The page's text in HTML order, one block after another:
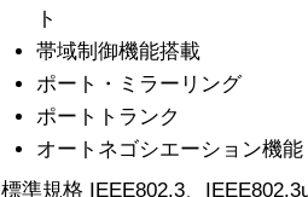
ト
帯域制御機能搭載
ポート・ミラーリング
ポートトランク
オートネゴシエーション機能
標準規格 IEEE802.3、